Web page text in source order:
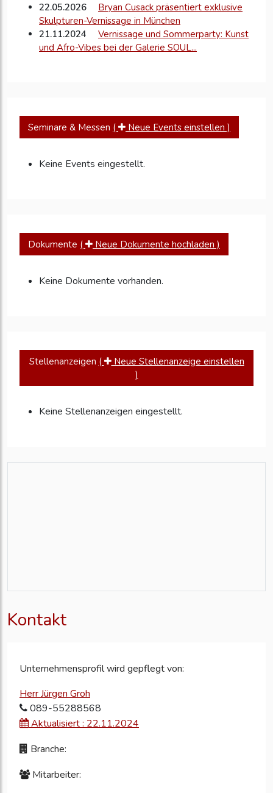
22.05.2026
Bryan Cusack präsentiert exklusive
Skulpturen-Vernissage in München
21.11.2024
Vernissage und Sommerparty: Kunst
und Afro-Vibes bei der Galerie SOUL...
Seminare & Messen ( Neue Events einstellen )
Keine Events eingestellt.
Dokumente ( Neue Dokumente hochladen )
Keine Dokumente vorhanden.
Stellenanzeigen (
Neue Stellenanzeige einstellen
)
Keine Stellenanzeigen eingestellt.
Kontakt
Unternehmensprofil wird gepflegt von:
Herr Jürgen Groh
089-55288568
Aktualisiert : 22.11.2024
Branche:
Mitarbeiter: